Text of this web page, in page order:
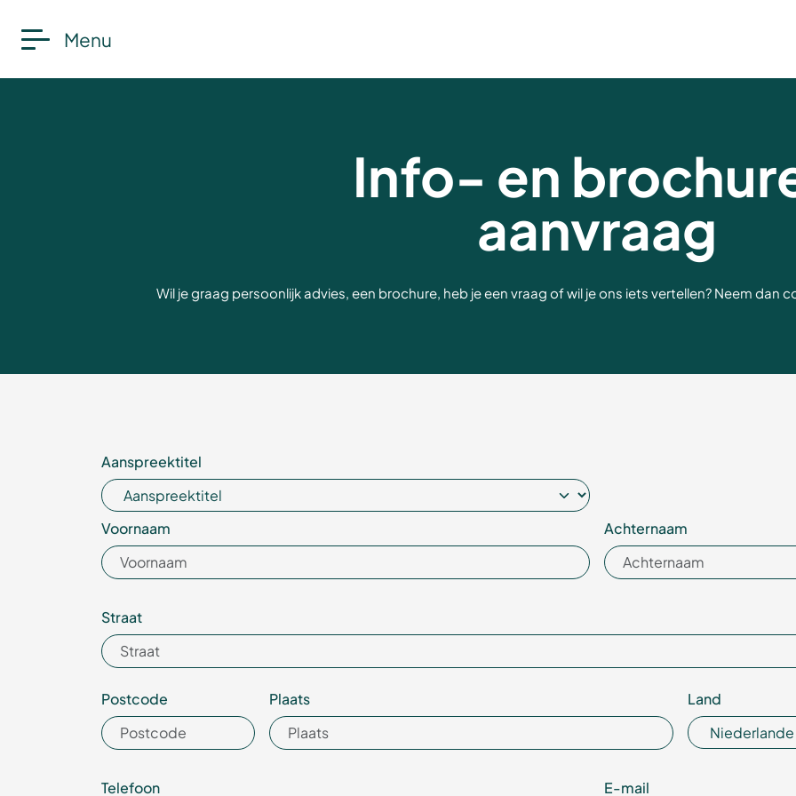
Menu
Info- en
aanvraag
Wil je graag persoonlijk advies, een brochure, heb je een vraag of wil je ons iets vertellen? Neem dan
Aanspreek­titel
Voor­naam Achter­naam
Straat
Postcode Plaats Land
Telefoon E-mail